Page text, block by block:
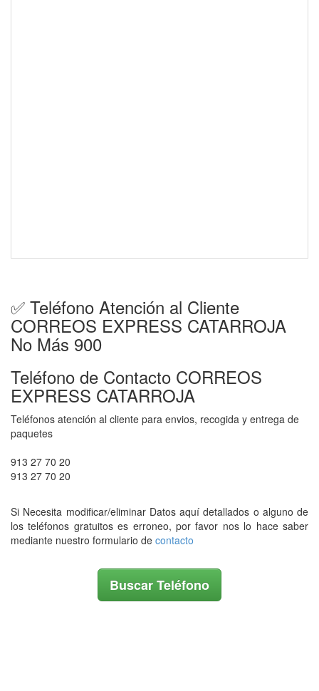
✅ Teléfono Atención al Cliente
CORREOS EXPRESS CATARROJA
No Más 900
Teléfono de Contacto CORREOS
EXPRESS CATARROJA
Teléfonos atención al cliente para envios, recogida y entrega de
paquetes
913 27 70 20
913 27 70 20
Si Necesita modificar/eliminar Datos aquí detallados o alguno de
los teléfonos gratuitos es erroneo, por favor nos lo hace saber
mediante nuestro formulario de contacto
Buscar Teléfono